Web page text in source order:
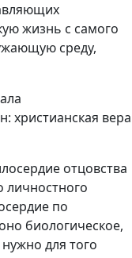
жизнь с самого
среду,
христианская вера
отцовства
личностного
по
биологическое,
для того